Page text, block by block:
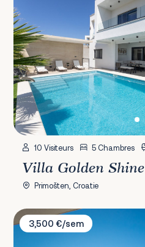
10 Visiteurs 5 Chambres
Villa Golden Shine
Primošten, Croatie
Villa Lori
3,500 €/sem